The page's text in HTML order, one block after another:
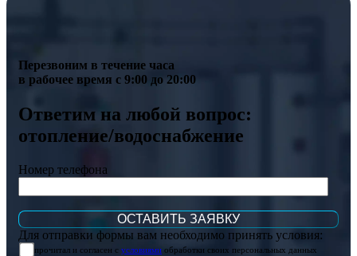
Перезвоним в течение часа
в рабочее время с 9:00 до 20:00
Ответим на любой вопрос:
отопление/водоснабжение
Номер телефона
Для отправки формы вам необходимо принять условия:
прочитал и согласен с условиями обработки своих персональных данных